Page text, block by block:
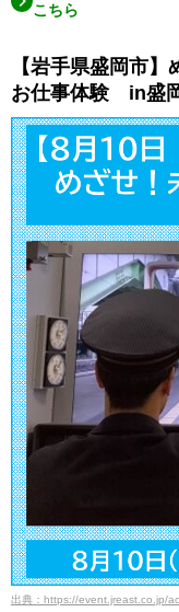
こちら
【岩手県盛岡市
お仕事体験 in盛
出典：https://event.jreast.co.jp/